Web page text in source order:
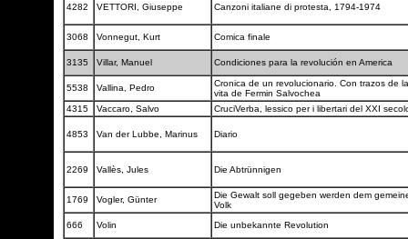
4282 VETTORI, Giuseppe Canzoni italiane di protesta, 1794-1974
3068 Vonnegut, Kurt Comica finale
3135 Villar, Manuel Condiciones para la revolución en America
5538 Vallina, Pedro
Cronica de un revolucionario. Con trazos de la
vita de Fermin Salvochea
4315
Vaccaro, Salvo CruciVerba, lessico per i libertari del XXI
4853 Van der Lubbe, Marinus Diario
2269 Vallès, Jules Die Abtrünnigen
1769 Vogler, Günter
Die Gewalt soll gegeben werden dem
Volk
666
Volin Die unbekannte Revolution